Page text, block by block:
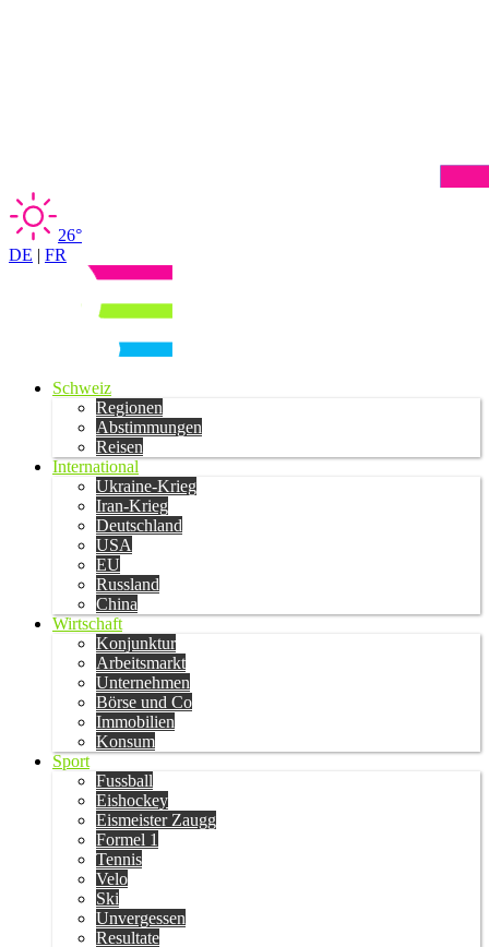
26°
DE | FR
Schweiz
Regionen
Abstimmungen
Reisen
International
Ukraine-Krieg
Iran-Krieg
Deutschland
USA
EU
Russland
China
Wirtschaft
Konjunktur
Arbeitsmarkt
Unternehmen
Börse und Co
Immobilien
Konsum
Sport
Fussball
Eishockey
Eismeister Zaugg
Formel 1
Tennis
Velo
Ski
Unvergessen
Resultate